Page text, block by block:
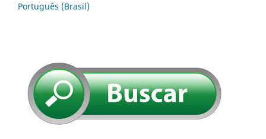
Português (Brasil)